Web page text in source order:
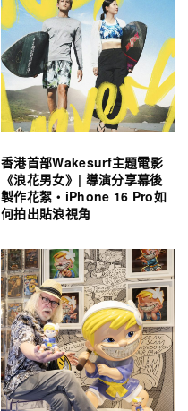
香港首部Wakesurf主題電影
《浪花男女》| 導演分享幕後
製作花絮・iPhone 16 Pro如
何拍出貼浪視角